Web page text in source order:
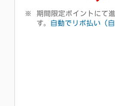
初利用キ